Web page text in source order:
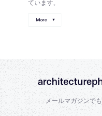
ています。
More
メールマガジンで